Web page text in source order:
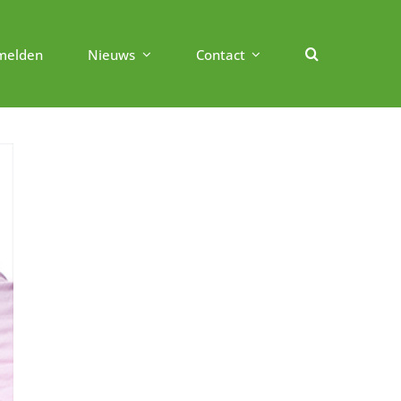
Nieuws Contact